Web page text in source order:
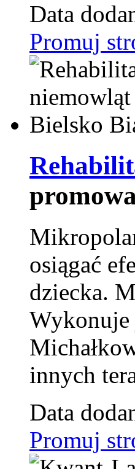
Data
Promuj
osiągać
dziecka.
innych
Data
Promuj